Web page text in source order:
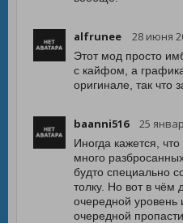
alfrunee 28 июня
Этот мод просто
с кайфом, а
оригинале, так что
baanni516 25
Иногда кажется,
много
будто специально
толку. Но вот в чём
очередной уровень
очередной